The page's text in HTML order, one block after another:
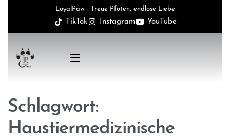
LoyalPaw - Treue Pfoten, endlose Liebe
TikTok Instagram YouTube
Schlagwort:
Haustiermedizinische